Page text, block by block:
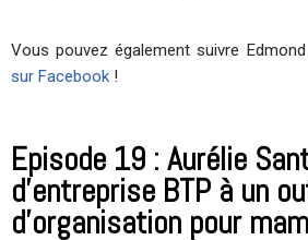
Vous pouvez également suivre Edmond
sur Facebook !
Episode 19 : Aurélie
d'entreprise BTP à un
d'organisation pour